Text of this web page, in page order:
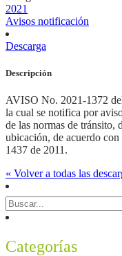
2021
Avisos notificación
Descarga
Descripción
AVISO No. 2021-1372
la cual se notifica por
de las normas de tránsito,
ubicación, de acuerdo
1437 de 2011.
« Volver a todas las
Categorías